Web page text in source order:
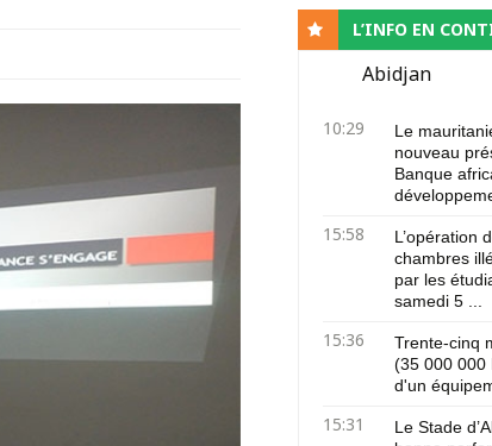
L’INFO EN
Abidjan
10:29
Le
nouveau
Banque
15:58
L’opération
chambres
par les
samedi 5 ...
15:36
Trente-cinq
(35 000 000
d'un
15:31
Le Stade